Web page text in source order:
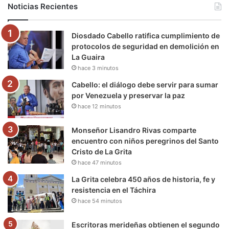
o
k
e
r
b
e
g
r
m
r
a
k
Noticias Recientes
Diosdado Cabello ratifica cumplimiento de
protocolos de seguridad en demolición en
La Guaira
hace 3 minutos
Cabello: el diálogo debe servir para sumar
por Venezuela y preservar la paz
hace 12 minutos
Monseñor Lisandro Rivas comparte
encuentro con niños peregrinos del Santo
Cristo de La Grita
hace 47 minutos
La Grita celebra 450 años de historia, fe y
resistencia en el Táchira
hace 54 minutos
Escritoras merideñas obtienen el segundo